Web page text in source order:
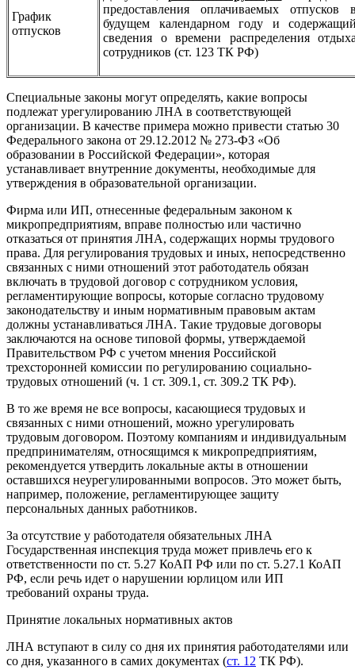
График
отпусков
предоставления оплачиваемых отпусков
будущем календарном году и
сведения о времени распределения
сотрудников (ст. 123 ТК РФ)
Специальные законы могут определять, какие вопросы
подлежат урегулированию ЛНА в соответствующей
организации. В качестве примера можно привести статью 30
Федерального закона от 29.12.2012 № 273-ФЗ «Об
образовании в Российской Федерации», которая
устанавливает внутренние документы, необходимые для
утверждения в образовательной организации.
Фирма или ИП, отнесенные федеральным законом к
микропредприятиям, вправе полностью или частично
отказаться от принятия ЛНА, содержащих нормы трудового
права. Для регулирования трудовых и иных, непосредственно
связанных с ними отношений этот работодатель обязан
включать в трудовой договор с сотрудником условия,
регламентирующие вопросы, которые согласно трудовому
законодательству и иным нормативным правовым актам
должны устанавливаться ЛНА. Такие трудовые договоры
заключаются на основе типовой формы, утверждаемой
Правительством РФ с учетом мнения Российской
трехсторонней комиссии по регулированию социально-
трудовых отношений (ч. 1 ст. 309.1, ст. 309.2 ТК РФ).
В то же время не все вопросы, касающиеся трудовых и
связанных с ними отношений, можно урегулировать
трудовым договором. Поэтому компаниям и индивидуальным
предпринимателям, относящимся к микропредприятиям,
рекомендуется утвердить локальные акты в отношении
оставшихся неурегулированными вопросов. Это может быть,
например, положение, регламентирующее защиту
персональных данных работников.
За отсутствие у работодателя обязательных ЛНА
Государственная инспекция труда может привлечь его к
ответственности по ст. 5.27 КоАП РФ или по ст. 5.27.1 КоАП
РФ, если речь идет о нарушении юрлицом или ИП
требований охраны труда.
Принятие локальных нормативных актов
ЛНА вступают в силу со дня их принятия работодателями или
со дня, указанного в самих документах (ст. 12 ТК РФ).